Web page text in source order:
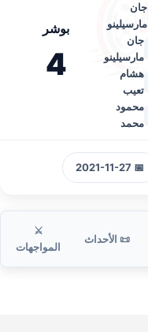
جان
مارسيلينو
جان
مارسيلينو
هشام
تعيب
محمود
محمد
بوشر
4
📅 2021-11-27
📜 الأحداث
⚔️
المواجهات